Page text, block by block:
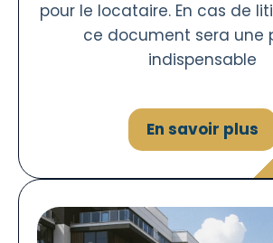
pour le locataire. En cas de
ce document sera une
indispensable
En savoir plus